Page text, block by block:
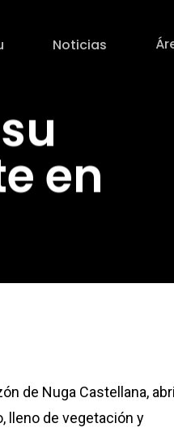
Noticias
en
de Nuga Castellana,
lleno de vegetación y